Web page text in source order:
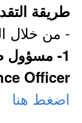
طريقة
- من خلال
Officer):
اضغط هنا